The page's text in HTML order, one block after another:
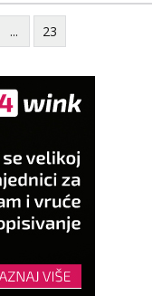
... 23